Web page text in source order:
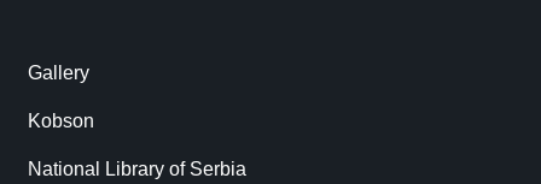
Gallery
Kobson
National Library of Serbia